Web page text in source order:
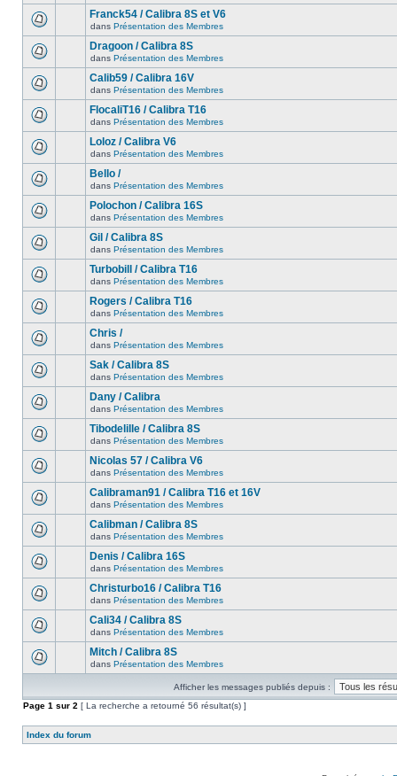
Franck54 / Calibra 8S et V6
dans Présentation des Membres
Dragoon / Calibra 8S
dans Présentation des Membres
Calib59 / Calibra 16V
dans Présentation des Membres
FlocaliT16 / Calibra T16
dans Présentation des Membres
Loloz / Calibra V6
dans Présentation des Membres
Bello /
dans Présentation des Membres
Polochon / Calibra 16S
dans Présentation des Membres
Gil / Calibra 8S
dans Présentation des Membres
Turbobill / Calibra T16
dans Présentation des Membres
Rogers / Calibra T16
dans Présentation des Membres
Chris /
dans Présentation des Membres
Sak / Calibra 8S
dans Présentation des Membres
Dany / Calibra
dans Présentation des Membres
Tibodelille / Calibra 8S
dans Présentation des Membres
Nicolas 57 / Calibra V6
dans Présentation des Membres
Calibraman91 / Calibra T16 et 16V
dans Présentation des Membres
Calibman / Calibra 8S
dans Présentation des Membres
Denis / Calibra 16S
dans Présentation des Membres
Christurbo16 / Calibra T16
dans Présentation des Membres
Cali34 / Calibra 8S
dans Présentation des Membres
Mitch / Calibra 8S
dans Présentation des Membres
Afficher les messages publiés depuis :
Page 1 sur 2 [ La recherche a retourné 56 résultat(s) ]
Index du forum